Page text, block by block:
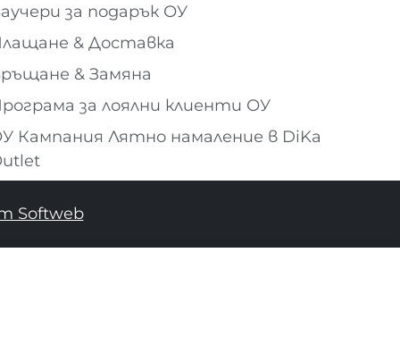
за подарък ОУ
& Доставка
& Замяна
за лоялни клиенти ОУ
Кампания Лятно намаление в DiKa
Softweb